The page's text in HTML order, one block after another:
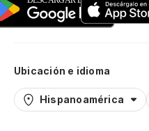
Ubicación e idioma
Hispanoamérica